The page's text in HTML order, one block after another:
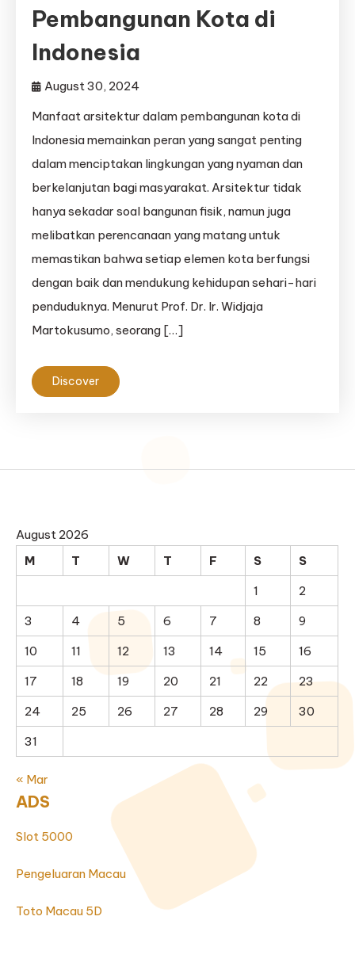
Pembangunan Kota di
Indonesia
August 30, 2024
Manfaat arsitektur dalam pembangunan kota di
Indonesia memainkan peran yang sangat penting
dalam menciptakan lingkungan yang nyaman dan
berkelanjutan bagi masyarakat. Arsitektur tidak
hanya sekadar soal bangunan fisik, namun juga
melibatkan perencanaan yang matang untuk
memastikan bahwa setiap elemen kota berfungsi
dengan baik dan mendukung kehidupan sehari-hari
penduduknya. Menurut Prof. Dr. Ir. Widjaja
Martokusumo, seorang […]
Discover
August 2026
M
T W T F S
S
1
2
3
4 5 6 7 8
9
10
11 12 13 14 15
16
17
18 19 20 21 22
23
24
25 26 27 28 29
30
31
« Mar
ADS
Slot 5000
Pengeluaran Macau
Toto Macau 5D